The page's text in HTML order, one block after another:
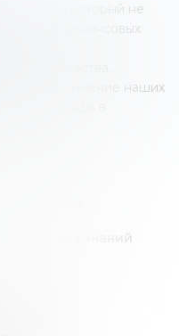
который не
финансовых
руководства,
знания и мнение наших
лишь в